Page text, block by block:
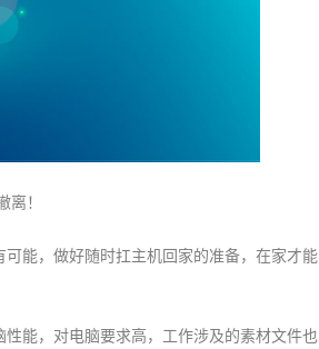
！
能，做好随时扛主机回家的准备，在家才能
能，对电脑要求高，工作涉及的素材文件也